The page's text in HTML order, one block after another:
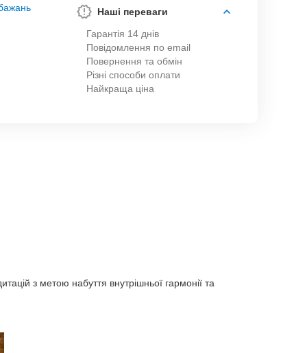
Наші переваги
Гарантія 14 днів
Повідомлення по email
Повернення та обмін
Різні способи оплати
Найкраща ціна
з метою набуття внутрішньої гармонії та